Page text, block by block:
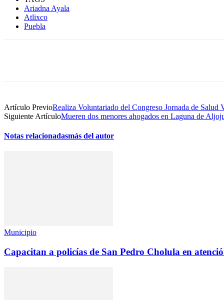
Ariadna Ayala
Atlixco
Puebla
Artículo PrevioRealiza Voluntariado del Congreso Jornada de Salud
Siguiente ArtículoMueren dos menores ahogados en Laguna de
Notas relacionadasmás del autor
Municipio
Capacitan a policías de San Pedro Cholula en